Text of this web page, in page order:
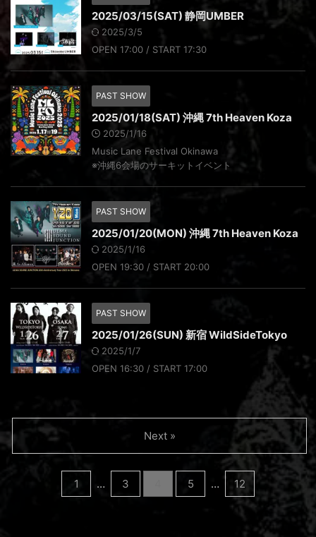
2025/03/15(SAT) 静岡UMBER
2025/3/5
OPEN 17:00 / START 17:30
PAST SHOW
2025/01/18(SAT) 沖縄 7th Heaven Koza
2025/1/16
Music Lane Festival Okinawa
※沖縄6会場のサーキットイベント
PAST SHOW
2025/01/20(MON) 沖縄 7th Heaven Koza
2025/1/16
OPEN 19:30 / START 20:00
PAST SHOW
2025/01/26(SUN) 新宿 WildSideTokyo
2025/1/7
OPEN 16:30 / START 17:00
1 … 3 5 … 12
Next »